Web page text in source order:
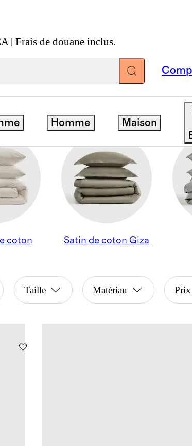
| Frais de douane inclus.
Homme Maison
coton Satin de coton Giza
Taille Matériau Prix